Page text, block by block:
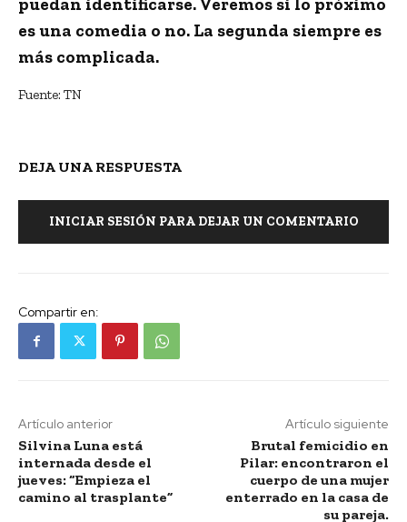
es una comedia o no. La segunda siempre es
más complicada.
Fuente: TN
DEJA UNA RESPUESTA
INICIAR SESIÓN PARA DEJAR UN COMENTARIO
Compartir en:
Artículo anterior
Silvina Luna está
internada desde el
jueves: “Empieza el
camino al trasplante”
Artículo siguiente
Brutal femicidio en
Pilar: encontraron el
cuerpo de una mujer
enterrado en la casa de
su pareja.